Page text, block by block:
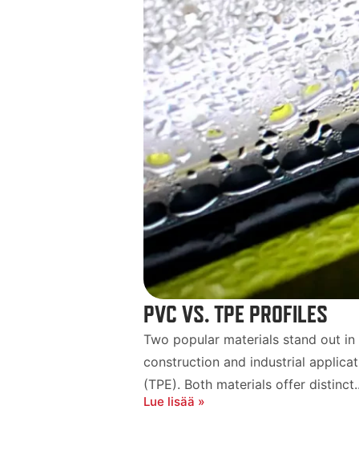
PVC VS. TPE PROFILES
Two popular materials stand out
construction and industrial
(TPE). Both materials offer
Lue lisää »